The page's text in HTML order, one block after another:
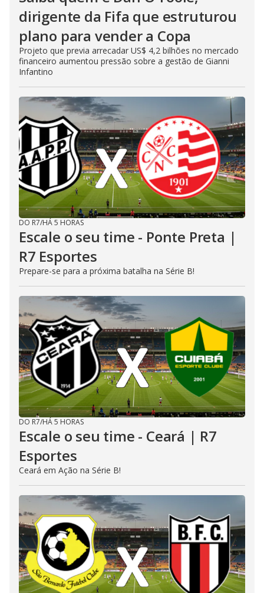
dirigente da Fifa que estruturou
plano para vender a Copa
Projeto que previa arrecadar US$ 4,2 bilhões no mercado
financeiro aumentou pressão sobre a gestão de Gianni
Infantino
DO R7/HÁ 5 HORAS
Escale o seu time - Ponte Preta |
R7 Esportes
Prepare-se para a próxima batalha na Série B!
DO R7/HÁ 5 HORAS
Escale o seu time - Ceará | R7
Esportes
Ceará em Ação na Série B!